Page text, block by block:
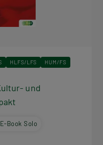
HLFS/LFS
HUM/FS
und
Book Solo